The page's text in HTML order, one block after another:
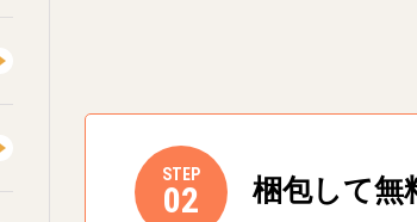
STEP
02 梱包して無